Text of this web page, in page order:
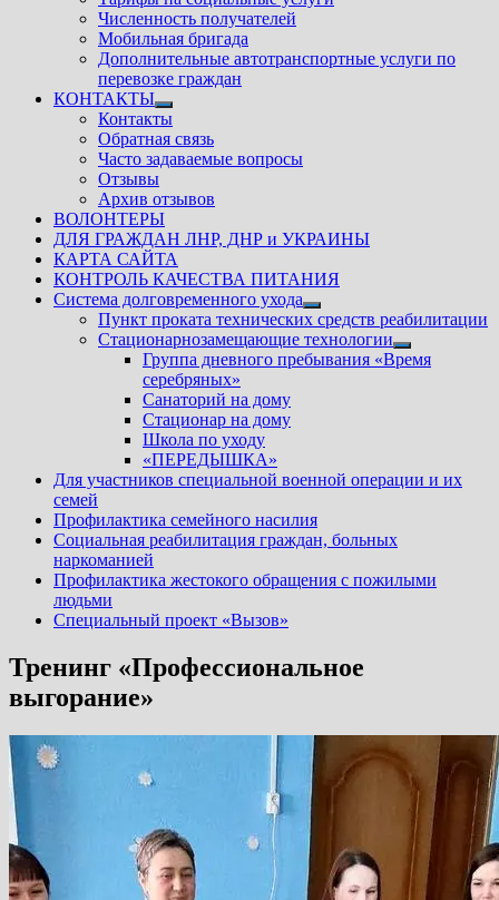
Численность получателей
Мобильная бригада
Дополнительные автотранспортные услуги по
перевозке граждан
КОНТАКТЫ
Показать
подменю
Контакты
Обратная связь
Часто задаваемые вопросы
Отзывы
Архив отзывов
ВОЛОНТЕРЫ
ДЛЯ ГРАЖДАН ЛНР, ДНР и УКРАИНЫ
КАРТА САЙТА
КОНТРОЛЬ КАЧЕСТВА ПИТАНИЯ
Система долговременного ухода
Показать
подменю
Пункт проката технических средств реабилитации
Стационарнозамещающие технологии
Показать
подменю
Группа дневного пребывания «Время
серебряных»
Санаторий на дому
Стационар на дому
Школа по уходу
«ПЕРЕДЫШКА»
Для участников специальной военной операции и их
семей
Профилактика семейного насилия
Социальная реабилитация граждан, больных
наркоманией
Профилактика жестокого обращения с пожилыми
людьми
Специальный проект «Вызов»
Тренинг «Профессиональное
выгорание»